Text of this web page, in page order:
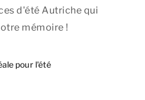
d'été Autriche qui
mémoire !
pour l'été